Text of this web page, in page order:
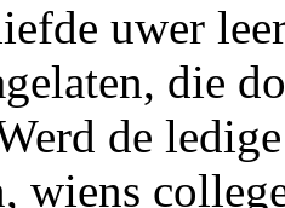
uwer
die
de
wiens